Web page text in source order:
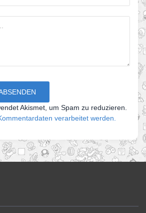
Akismet, um Spam zu reduzieren.
verarbeitet werden.